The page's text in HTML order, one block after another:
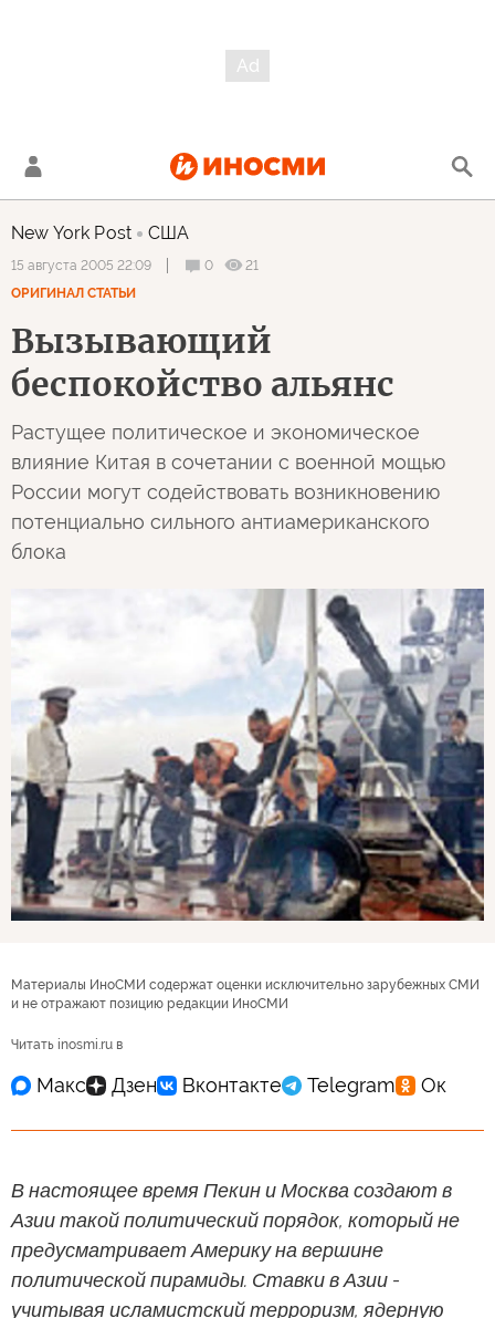
New York Post США
15 августа 2005 22:09 0
21
ОРИГИНАЛ СТАТЬИ
Вызывающий
беспокойство альянс
Растущее политическое и экономическое
влияние Китая в сочетании с военной мощью
России могут содействовать возникновению
потенциально сильного антиамериканского
блока
Материалы ИноСМИ содержат оценки исключительно зарубежных СМИ
и не отражают позицию редакции ИноСМИ
Читать inosmi.ru в
В настоящее время Пекин и Москва создают в
Азии такой политический порядок, который не
предусматривает Америку на вершине
политической пирамиды. Ставки в Азии -
учитывая исламистский терроризм, ядерную